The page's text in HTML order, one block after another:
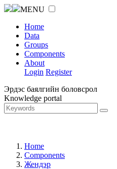
MENU
Home
Data
Groups
Components
About
Login Register
Эрдэс баялгийн боловсрол
Knowledge portal
Home
Components
Жендэр